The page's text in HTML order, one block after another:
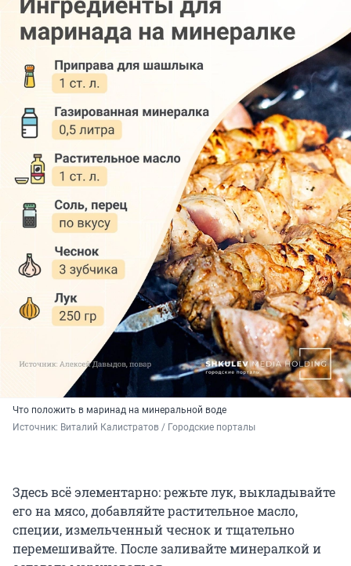
Что положить в маринад на минеральной воде
Источник: Виталий Калистратов / Городские порталы
Здесь всё элементарно: режьте лук, выкладывайте
его на мясо, добавляйте растительное масло,
специи, измельченный чеснок и тщательно
перемешивайте. После заливайте минералкой и